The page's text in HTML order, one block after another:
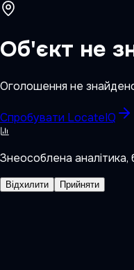
Об'єкт не
Оголошення не
Спробувати LocateIQ
Знеособлена аналітика,
Відхилити Прийняти